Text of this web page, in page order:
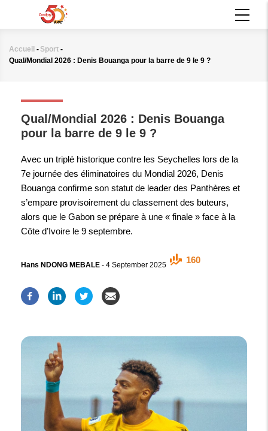
principal
Fil
Accueil - Sport -
Qual/Mondial 2026 : Denis Bouanga pour la barre de 9 le 9 ?
Qual/Mondial 2026 : Denis Bouanga
pour la barre de 9 le 9 ?
Avec un triplé historique contre les Seychelles lors de la
7e journée des éliminatoires du Mondial 2026, Denis
Bouanga confirme son statut de leader des Panthères et
s’empare provisoirement du classement des buteurs,
alors que le Gabon se prépare à une « finale » face à la
Côte d’Ivoire le 9 septembre.
Hans NDONG MEBALE - 4 September 2025
160